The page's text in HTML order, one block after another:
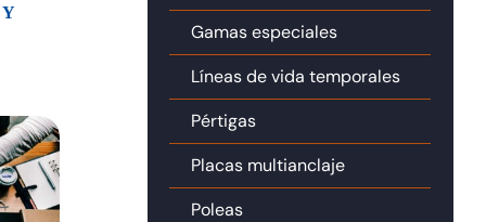
Y
Gamas especiales
Líneas de vida temporales
Pértigas
Placas multianclaje
Poleas